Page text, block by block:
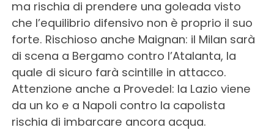
ma rischia di prendere una goleada visto
che l’equilibrio difensivo non è proprio il suo
forte. Rischioso anche Maignan: il Milan sarà
di scena a Bergamo contro l’Atalanta, la
quale di sicuro farà scintille in attacco.
Attenzione anche a Provedel: la Lazio viene
da un ko e a Napoli contro la capolista
rischia di imbarcare ancora acqua.